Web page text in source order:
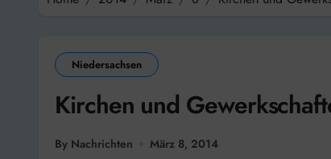
Niedersachsen
Kirchen und
By Nachrichten März 8, 2014